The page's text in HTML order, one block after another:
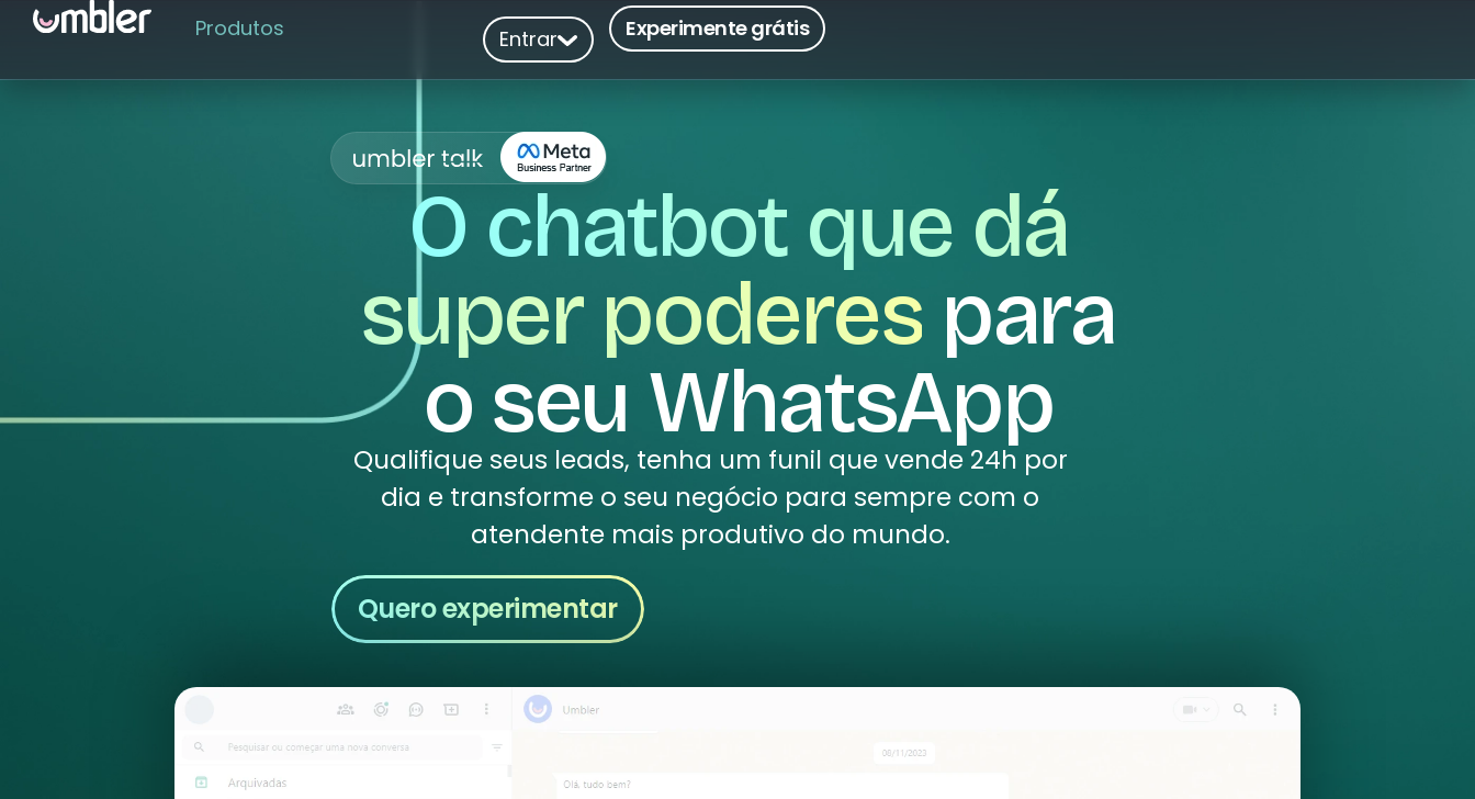
Produtos Entrar Experimente grátis
O chatbot que dá
super poderes para
o seu WhatsApp
Qualifique seus leads, tenha um funil que vende 24h por
dia e transforme o seu negócio para sempre com o
atendente mais produtivo do mundo.
Quero experimentar